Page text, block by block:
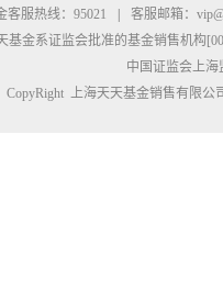
客服热线：95021
客服邮箱：
基金系证监会批准的基金销售机构
中国证监会上
CopyRight 上海天天基金销售有限